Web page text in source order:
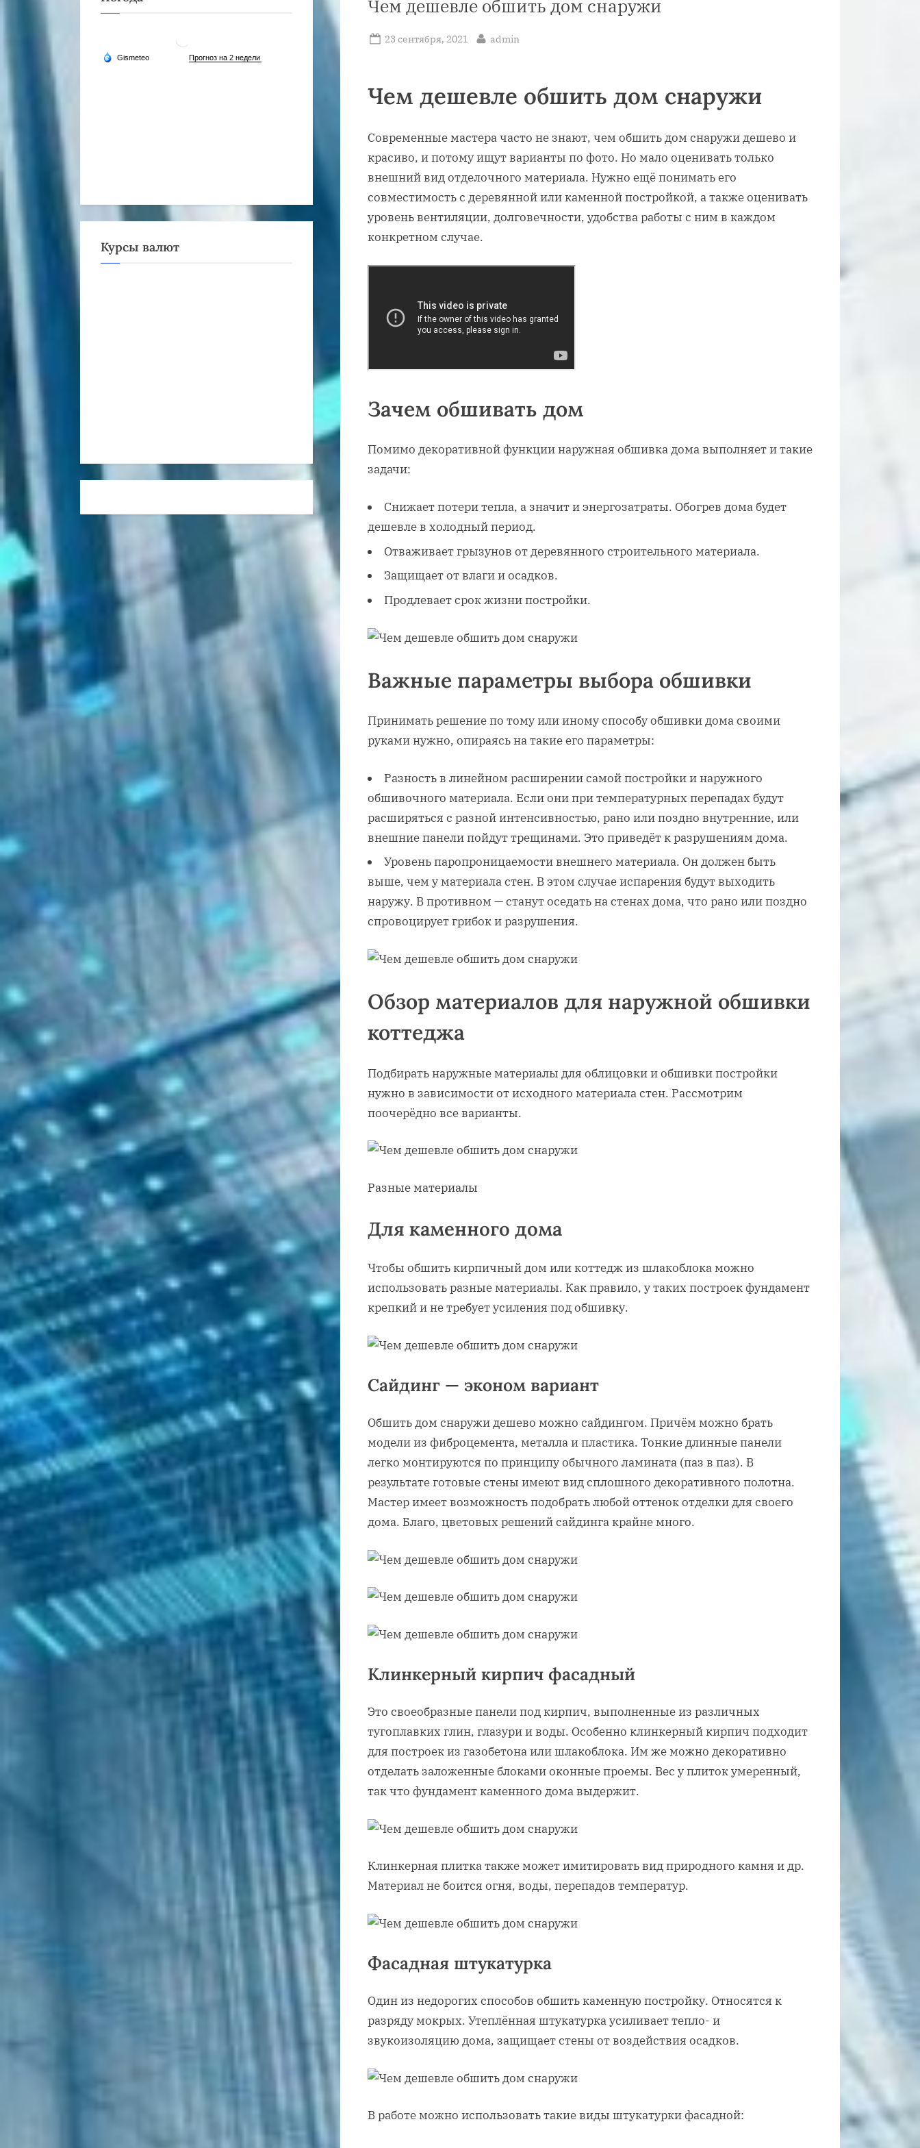
Чем дешевле обшить дом снаружи
Posted
23 сентября, 2021 By
admin
Чем дешевле обшить дом снаружи
Современные мастера часто не знают, чем обшить дом снаружи дешево и
красиво, и потому ищут варианты по фото. Но мало оценивать только
внешний вид отделочного материала. Нужно ещё понимать его
совместимость с деревянной или каменной постройкой, а также оценивать
уровень вентиляции, долговечности, удобства работы с ним в каждом
конкретном случае.
Зачем обшивать дом
Помимо декоративной функции наружная обшивка дома выполняет и такие
задачи:
Снижает потери тепла, а значит и энергозатраты. Обогрев дома будет
дешевле в холодный период.
Отваживает грызунов от деревянного строительного материала.
Защищает от влаги и осадков.
Продлевает срок жизни постройки.
Важные параметры выбора обшивки
Принимать решение по тому или иному способу обшивки дома своими
руками нужно, опираясь на такие его параметры:
Разность в линейном расширении самой постройки и наружного
обшивочного материала. Если они при температурных перепадах будут
расширяться с разной интенсивностью, рано или поздно внутренние, или
внешние панели пойдут трещинами. Это приведёт к разрушениям дома.
Уровень паропроницаемости внешнего материала. Он должен быть
выше, чем у материала стен. В этом случае испарения будут выходить
наружу. В противном — станут оседать на стенах дома, что рано или поздно
спровоцирует грибок и разрушения.
Обзор материалов для наружной обшивки
коттеджа
Подбирать наружные материалы для облицовки и обшивки постройки
нужно в зависимости от исходного материала стен. Рассмотрим
поочерёдно все варианты.
Разные материалы
Для каменного дома
Чтобы обшить кирпичный дом или коттедж из шлакоблока можно
использовать разные материалы. Как правило, у таких построек фундамент
крепкий и не требует усиления под обшивку.
Сайдинг — эконом вариант
Обшить дом снаружи дешево можно сайдингом. Причём можно брать
модели из фиброцемента, металла и пластика. Тонкие длинные панели
легко монтируются по принципу обычного ламината (паз в паз). В
результате готовые стены имеют вид сплошного декоративного полотна.
Мастер имеет возможность подобрать любой оттенок отделки для своего
дома. Благо, цветовых решений сайдинга крайне много.
Клинкерный кирпич фасадный
Это своеобразные панели под кирпич, выполненные из различных
тугоплавких глин, глазури и воды. Особенно клинкерный кирпич подходит
для построек из газобетона или шлакоблока. Им же можно декоративно
отделать заложенные блоками оконные проемы. Вес у плиток умеренный,
так что фундамент каменного дома выдержит.
Клинкерная плитка также может имитировать вид природного камня и др.
Материал не боится огня, воды, перепадов температур.
Фасадная штукатурка
Один из недорогих способов обшить каменную постройку. Относятся к
разряду мокрых. Утеплённая штукатурка усиливает тепло- и
звукоизоляцию дома, защищает стены от воздействия осадков.
В работе можно использовать такие виды штукатурки фасадной:
Курсы валют